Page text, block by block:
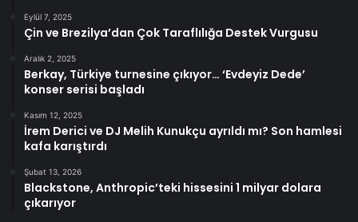
Eylül 7, 2025
Çin ve Brezilya’dan Çok Taraflılığa Destek Vurgusu
Aralık 2, 2025
Berkay, Türkiye turnesine çıkıyor… ‘Evdeyiz Dede’
konser serisi başladı
Kasım 12, 2025
İrem Derici ve DJ Melih Kunukçu ayrıldı mı? Son hamlesi
kafa karıştırdı
Şubat 13, 2026
Blackstone, Anthropic’teki hissesini 1 milyar dolara
çıkarıyor